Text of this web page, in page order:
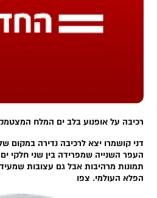
רכיבה על אופנוע בלב ים המלח
דני קושמרו יצא לרכיבה נדירה במקום
העפר השנייה שמפרידה בין שני חלקי
תמונות מרהיבות אבל גם עצובות
הפלא העולמי. צפו